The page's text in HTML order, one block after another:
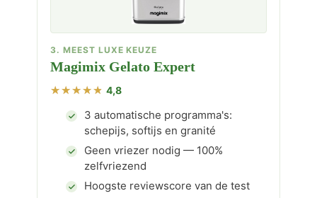
3. MEEST LUXE KEUZE
Magimix Gelato Expert
4,8
3 automatische programma's:
schepijs, softijs en granité
Geen vriezer nodig — 100%
zelfvriezend
Hoogste reviewscore van de test